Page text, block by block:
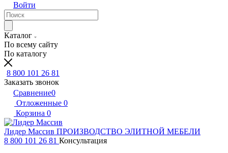
Войти
Каталог
По всему сайту
По каталогу
8 800 101 26 81
Заказать звонок
Сравнение0
Отложенные 0
Корзина 0
Лидер Массив ПРОИЗВОДСТВО ЭЛИТНОЙ МЕБЕЛИ
8 800 101 26 81 Консультация